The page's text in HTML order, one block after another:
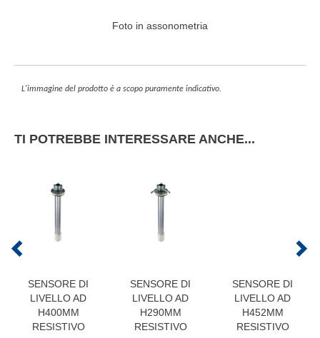
Foto in assonometria
L'immagine del prodotto è a scopo puramente indicativo.
TI POTREBBE INTERESSARE ANCHE...
SENSORE DI
LIVELLO AD
H400MM
RESISTIVO
SENSORE DI
LIVELLO AD
H290MM
RESISTIVO
SENSORE DI
LIVELLO AD
H452MM
RESISTIVO